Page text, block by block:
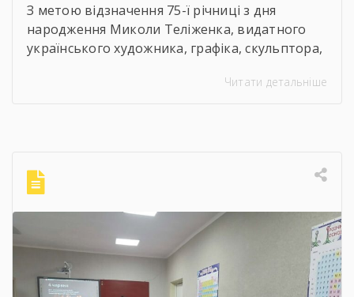
З метою відзначення 75-ї річниці з дня
народження Миколи Теліженка, видатного
українського художника, графіка, скульптора,
мистецтва, члена Національної спілки
години, під час яких студенти здійснили
віртуальну подорож до музею митця, де
кожен зміг побачити неймовірну
філігранність витинанок, графіки […]
Читати детальніше